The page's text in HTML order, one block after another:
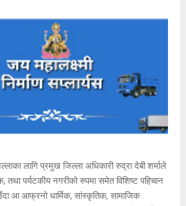
लागि प्रमुख जिल्ला अधिकारी रुद्रा देबी शर्माले
तथा पर्यटकीय नगरीको रुपमा समेत विशिष्ट पहिचान
आ आफ्रनो धार्मिक, सांस्कृतिक, सामाजिक